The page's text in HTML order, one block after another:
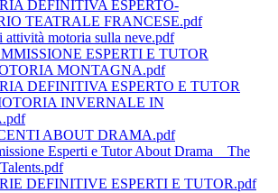
DEFINITIVA ESPERTO-
TEATRALE FRANCESE.pdf
attività motoria sulla neve.pdf
ESPERTI E TUTOR
MONTAGNA.pdf
DEFINITIVA ESPERTO E TUTOR
INVERNALE IN
ABOUT DRAMA.pdf
Esperti e Tutor About Drama _ The
DEFINITIVE ESPERTI E TUTOR.pdf